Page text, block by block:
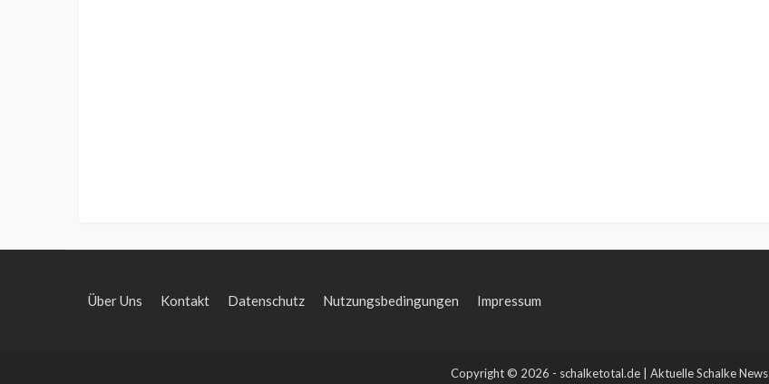
Über Uns Kontakt Datenschutz Nutzungsbedingungen Impressum
Copyright © 2026 - schalketotal.de | Aktuelle Schalke News